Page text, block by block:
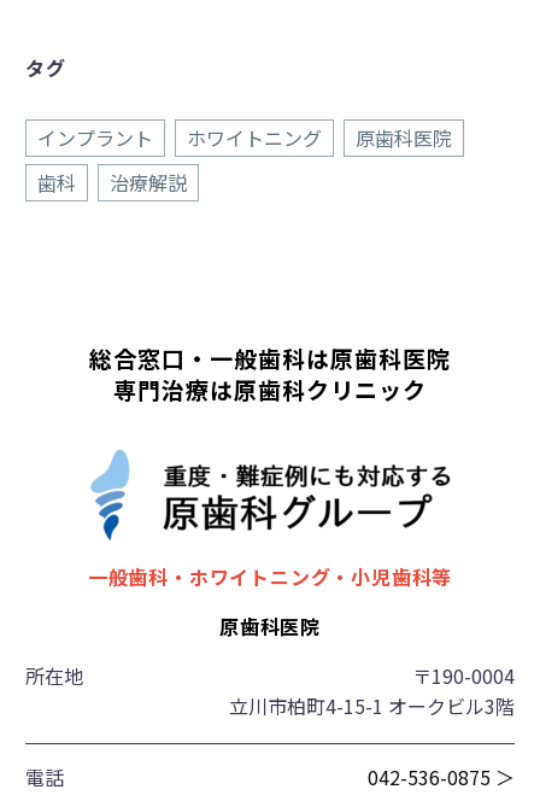
タグ
インプラント ホワイトニング
原歯科医院
歯科
治療解説
総合窓口・一般歯科は原歯科医院
専門治療は原歯科クリニック
一般歯科・ホワイトニング・小児歯科等
原歯科医院
所在地
〒190-0004
立川市柏町4-15-1 オークビル3階
電話 042-536-0875 ＞